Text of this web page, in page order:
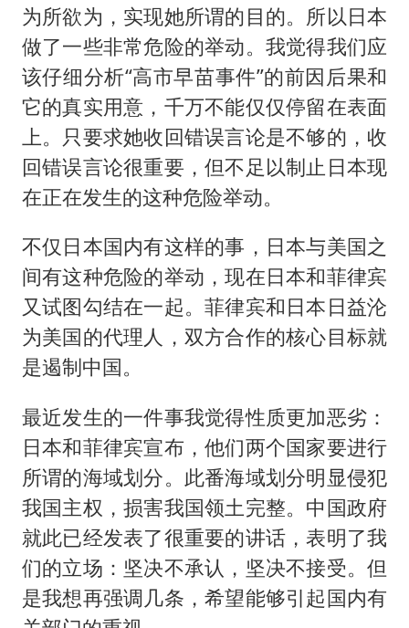
为所欲为，实现她所谓的目的。所以日本
做了一些非常危险的举动。我觉得我们应
该仔细分析“高市早苗事件”的前因后果和
它的真实用意，千万不能仅仅停留在表面
上。只要求她收回错误言论是不够的，收
回错误言论很重要，但不足以制止日本现
在正在发生的这种危险举动。
不仅日本国内有这样的事，日本与美国之
间有这种危险的举动，现在日本和菲律宾
又试图勾结在一起。菲律宾和日本日益沦
为美国的代理人，双方合作的核心目标就
是遏制中国。
最近发生的一件事我觉得性质更加恶劣：
日本和菲律宾宣布，他们两个国家要进行
所谓的海域划分。此番海域划分明显侵犯
我国主权，损害我国领土完整。中国政府
就此已经发表了很重要的讲话，表明了我
们的立场：坚决不承认，坚决不接受。但
是我想再强调几条，希望能够引起国内有